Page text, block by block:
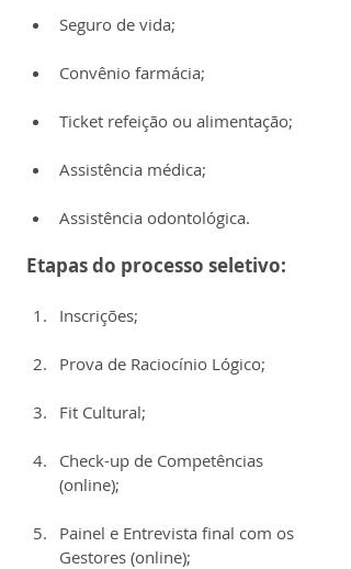
Seguro de vida;
Convênio farmácia;
Ticket refeição ou alimentação;
Assistência médica;
Assistência odontológica.
Etapas do processo seletivo:
Inscrições;
Prova de Raciocínio Lógico;
Fit Cultural;
Check-up de Competências
(online);
Painel e Entrevista final com os
Gestores (online);